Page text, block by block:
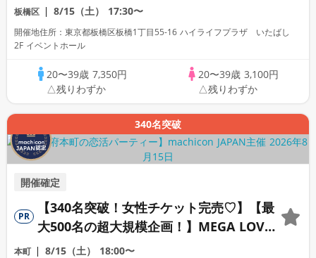
【駅近】
板橋区 8/15（土） 17:30〜
開催地住所：東京都板橋区板橋1丁目55-16 ハイライフプラザ いたばし
2F イベントホール
20〜39歳 7,350円
△残りわずか
20〜39歳 3,100円
△残りわずか
340名突破
開催確定
PR
【340名突破！女性チケット完売♡】【最
大500名の超大規模企画！】MEGA LOVE
FES～恋が動き出す出会いの祭典～
本町 8/15（土） 18:00〜